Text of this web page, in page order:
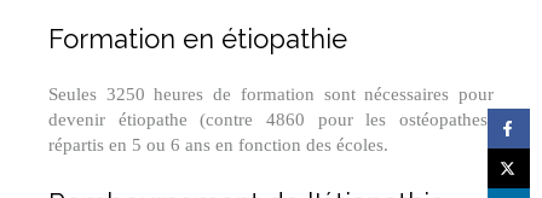
Formation en étiopathie
Seules 3250 heures de formation sont nécessaires pour
devenir étiopathe (contre 4860 pour les ostéopathes)
répartis en 5 ou 6 ans en fonction des écoles.